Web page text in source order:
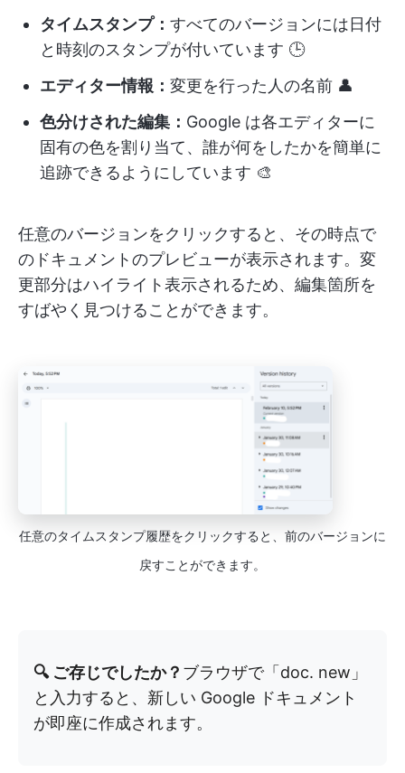
タイムスタンプ： すべてのバージョンには日付
と時刻のスタンプが付いています 🕒
エディター情報： 変更を行った人の名前 👤
色分けされた編集： Google は各エディターに
固有の色を割り当て、誰が何をしたかを簡単に
追跡できるようにしています 🎨
任意のバージョンをクリックすると、その時点で
のドキュメントのプレビューが表示されます。変
更部分はハイライト表示されるため、編集箇所を
すばやく見つけることができます。
任意のタイムスタンプ履歴をクリックすると、前のバージョンに
戻すことができます。
🔍 ご存じでしたか？ ブラウザで「doc. new」
と入力すると、新しい Google ドキュメント
が即座に作成されます。